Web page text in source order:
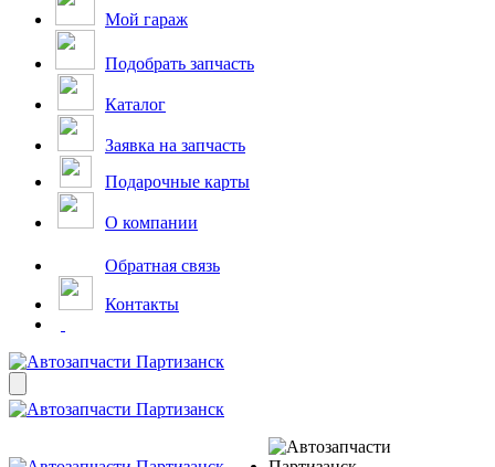
Мой гараж
Подобрать запчасть
Каталог
Заявка на запчасть
Подарочные карты
О компании
Обратная связь
Контакты